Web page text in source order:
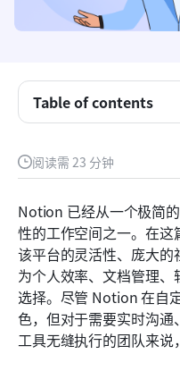
阅读需 23 分钟
Notion 已经从一个极简
性的工作空间之一。在这
该平台的灵活性、庞大
为个人效率、文档管理
选择。尽管 Notion 在自
色，但对于需要实时沟
工具无缝执行的团队来说
Table of contents
Notion 主要功能：深
Notion 定价
Notion 优势
Notion 缺点
新的替代方案：尝试
最终结论：与 Lark
结论